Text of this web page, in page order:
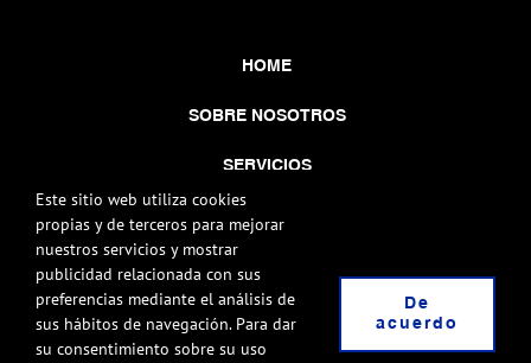
HOME
SOBRE NOSOTROS
SERVICIOS
CONTACTA
Este sitio web utiliza cookies
propias y de terceros para mejorar
nuestros servicios y mostrar
publicidad relacionada con sus
preferencias mediante el análisis de
sus hábitos de navegación. Para dar
su consentimiento sobre su uso
De
acuerdo